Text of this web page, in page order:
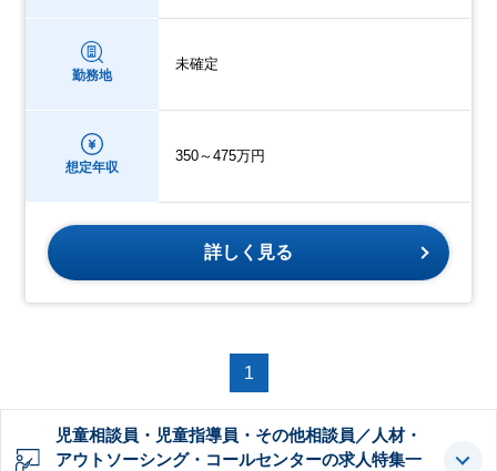
勤務地
未確定
想定年収
350～475万円
詳しく見る
1
児童相談員・児童指導員・その他相談員／人材・
アウトソーシング・コールセンターの求人特集一